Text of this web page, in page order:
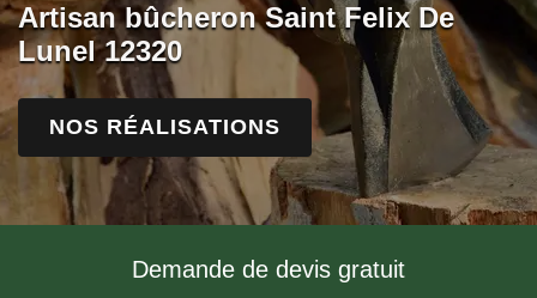
Artisan bûcheron Saint Felix De
Lunel 12320
NOS RÉALISATIONS
Demande de devis gratuit